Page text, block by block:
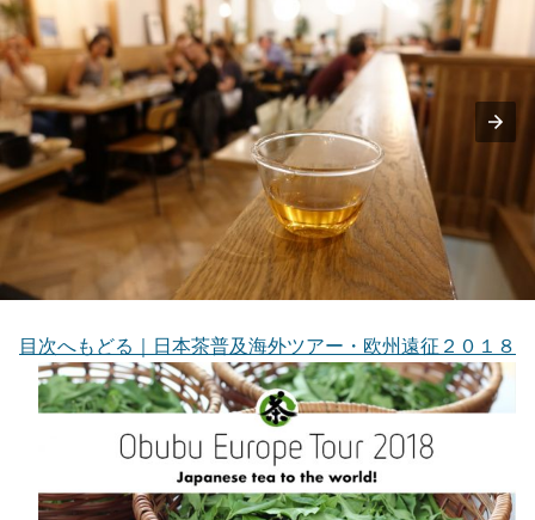
目次へもどる｜日本茶普及海外ツアー・欧州遠征２０１８